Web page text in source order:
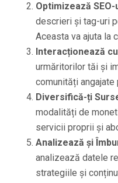
Optimizează
descrieri și tag-uri
Aceasta va ajuta la
Interacționează
urmăritorilor tăi și
comunități
Diversifică-ți
modalități de
servicii proprii și
Analizează și
analizează datele
strategiile și